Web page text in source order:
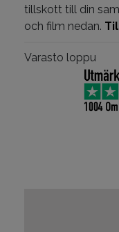
tillskott till din
och film nedan.
Varasto loppu